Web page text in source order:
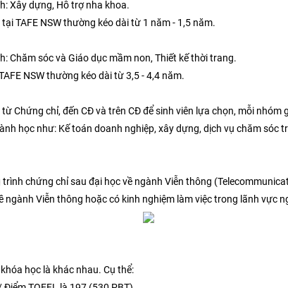
Xây dựng, Hỗ trợ nha khoa.
TAFE NSW thường kéo dài từ 1 năm - 1,5 năm.
Chăm sóc và Giáo dục mầm non, Thiết kế thời trang.
NSW thường kéo dài từ 3,5 - 4,4 năm.
Chứng chỉ, đến CĐ và trên CĐ để sinh viên lựa chọn, mỗi nhóm
học như: Kế toán doanh nghiệp, xây dựng, dịch vụ chăm sóc
trình chứng chỉ sau đại học về ngành Viễn thông
ngành Viễn thông hoặc có kinh nghiệm làm việc trong lãnh vực
học là khác nhau. Cụ thể: